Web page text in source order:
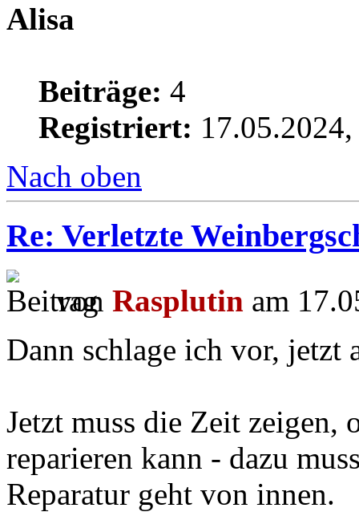
Alisa
Beiträge: 4
Registriert:
Nach oben
Re: Verletzte
von Rasplutin am
Dann schlage ich vor, jetzt
Jetzt muss die Zeit zeigen,
reparieren kann - dazu
Reparatur geht von innen.